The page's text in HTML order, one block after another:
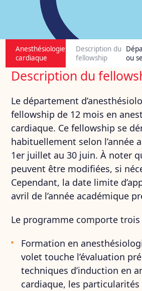
Anesthésiologie
cardiaque
Description du
fellowship
ou
Description du
Le département
fellowship de 12 mois en
cardiaque. Ce fellowship se
habituellement selon l’année
1er juillet au 30 juin. À noter
peuvent être modifiées, si
Cependant, la date limite
avril de l’année académique
Le programme comporte trois
Formation en
volet touche l’évaluation
techniques d’induction en
cardiaque, les particularités